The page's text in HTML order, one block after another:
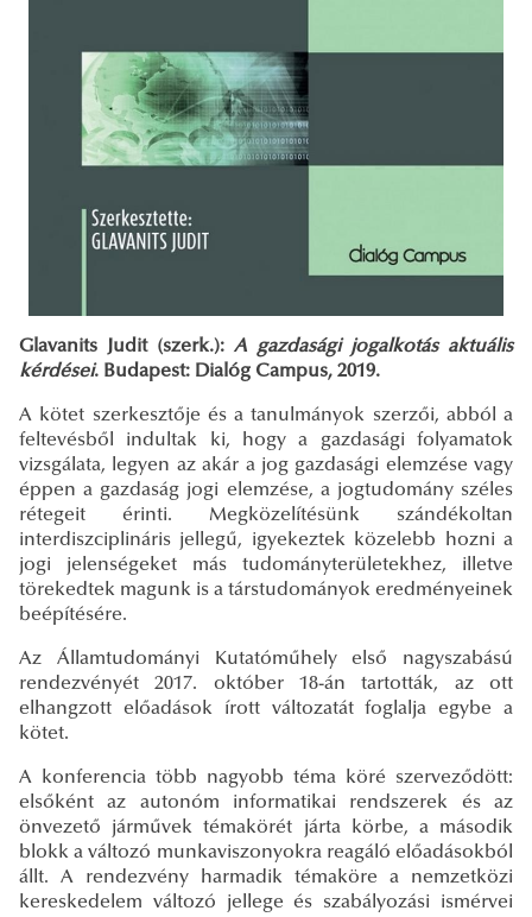
Glavanits Judit (szerk.): A gazdasági jogalkotás aktuális
kérdései. Budapest: Dialóg Campus, 2019.
A kötet szerkesztője és a tanulmányok szerzői, abból a
feltevésből indultak ki, hogy a gazdasági folyamatok
vizsgálata, legyen az akár a jog gazdasági elemzése vagy
éppen a gazdaság jogi elemzése, a jogtudomány széles
rétegeit érinti. Megközelítésünk szándékoltan
interdiszciplináris jellegű, igyekeztek közelebb hozni a
jogi jelenségeket más tudományterületekhez, illetve
törekedtek magunk is a társtudományok eredményeinek
beépítésére.
Az Államtudományi Kutatóműhely első nagyszabású
rendezvényét 2017. október 18-án tartották, az ott
elhangzott előadások írott változatát foglalja egybe a
kötet.
A konferencia több nagyobb téma köré szerveződött:
elsőként az autonóm informatikai rendszerek és az
önvezető járművek témakörét járta körbe, a második
blokk a változó munkaviszonyokra reagáló előadásokból
állt. A rendezvény harmadik témaköre a nemzetközi
kereskedelem változó jellege és szabályozási ismérvei